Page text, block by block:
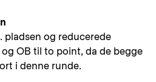
pladsen og reducerede
OB til to point, da de begge
i denne runde.